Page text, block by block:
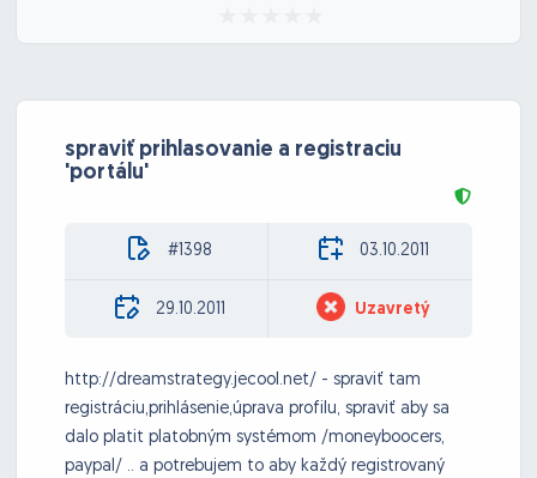
spraviť prihlasovanie a registraciu
'portálu'
#1398 03.10.2011
29.10.2011 Uzavretý
http://dreamstrategy.jecool.net/ - spraviť tam
registráciu,prihlásenie,úprava profilu, spraviť aby sa
dalo platit platobným systémom /moneyboocers,
paypal/ .. a potrebujem to aby každý registrovaný